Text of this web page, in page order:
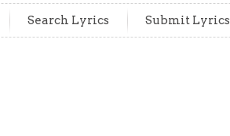
Search Lyrics Submit Lyrics